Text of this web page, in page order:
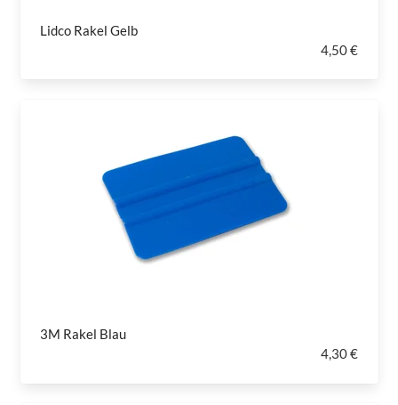
Lidco Rakel Gelb
4,50 €
3M Rakel Blau
4,30 €